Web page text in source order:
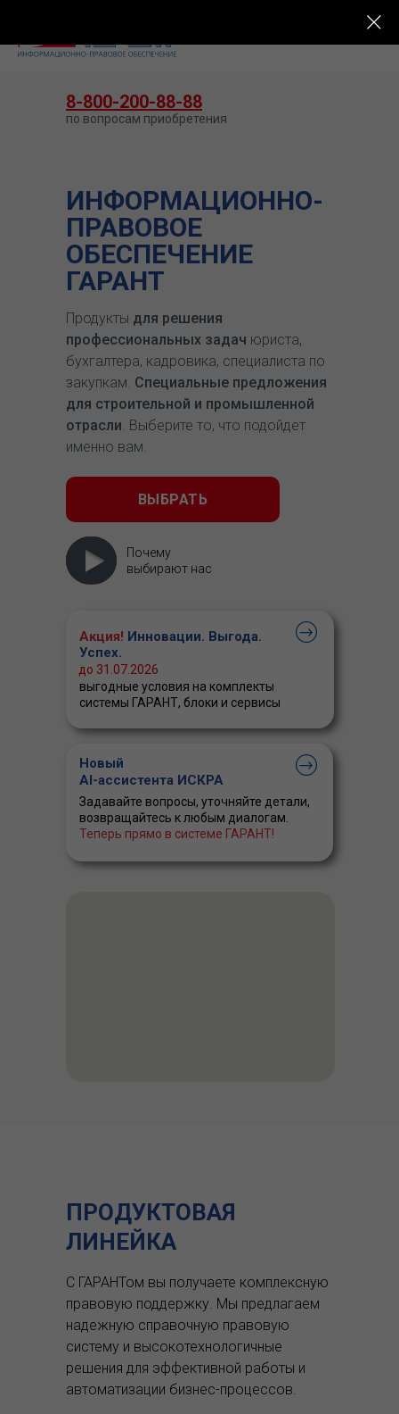
ИНФОРМАЦИОННО-
ПРАВОВОЕ
ОБЕСПЕЧЕНИЕ
ГАРАНТ
Продукты для решения
профессиональных задач юриста,
бухгалтера, кадровика, специалиста по
закупкам. Специальные предложения
для строительной и промышленной
отрасли. Выберите то, что подойдет
именно вам.
ВЫБРАТЬ
Почему
выбирают нас
Акция! Инновации. Выгода.
Успех.
выгодные условия на комплекты
системы ГАРАНТ, блоки и сервисы
до 31.07.2026
8-800-200-88-88
по вопросам приобретения
Новый
AI-ассистента ИСКРА
Задавайте вопросы, уточняйте детали,
возвращайтесь к любым диалогам.
Теперь прямо в системе ГАРАНТ!
ПРОДУКТОВАЯ
ЛИНЕЙКА
С ГАРАНТом вы получаете комплексную
правовую поддержку. Мы предлагаем
надежную справочную правовую
систему и высокотехнологичные
решения для эффективной работы и
автоматизации бизнес-процессов.